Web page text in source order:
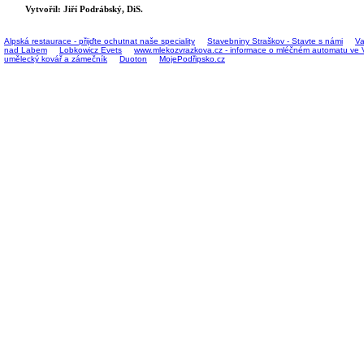
Vytvořil: Jiří Podrábský, DiS.
Alpská restaurace - přijďte ochutnat naše speciality Stavebniny Straškov - Stavte s námi
nad Labem
Lobkowicz Evets
www.mlekozvrazkova.cz - informace o mléčném automatu
umělecký kovář a zámečník
Duoton MojePodřipsko.cz